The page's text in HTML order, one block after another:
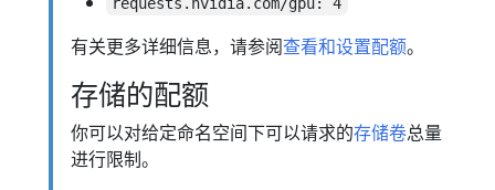
有关更多详细信息，请参阅查看和设置配额。
存储的配额
你可以对给定命名空间下可以请求的存储卷总量
进行限制。